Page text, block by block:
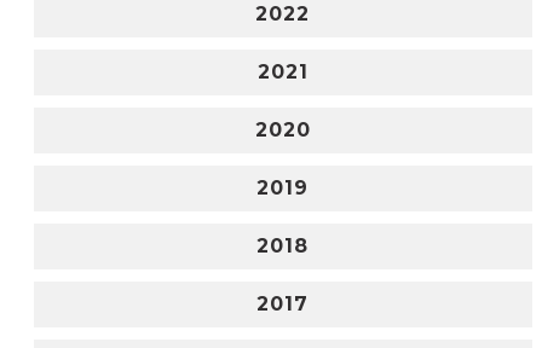
2022
2021
2020
2019
2018
2017